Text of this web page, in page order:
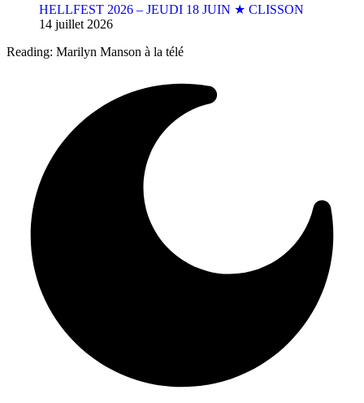
HELLFEST 2026 – JEUDI 18 JUIN ★ CLISSON
14 juillet 2026
Reading: Marilyn Manson à la télé